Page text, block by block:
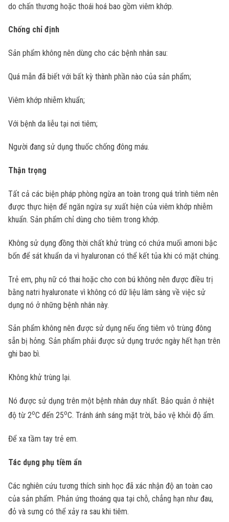
do chấn thương hoặc thoái hoá bao gồm viêm khớp.
Chống chỉ định
Sản phẩm không nên dùng cho các bệnh nhân sau:
Quá mẫn đã biết với bất kỳ thành phần nào của sản phẩm;
Viêm khớp nhiễm khuẩn;
Với bệnh da liễu tại nơi tiêm;
Người đang sử dụng thuốc chống đông máu.
Thận trọng
Tất cả các biện pháp phòng ngừa an toàn trong quá trình tiêm nên
được thực hiện để ngăn ngừa sự xuất hiện của viêm khớp nhiễm
khuẩn. Sản phẩm chỉ dùng cho tiêm trong khớp.
Không sử dụng đồng thời chất khử trùng có chứa muối amoni bậc
bốn để sát khuẩn da vì hyaluronan có thể kết tủa khi có mặt chúng.
Trẻ em, phụ nữ có thai hoặc cho con bú không nên được điều trị
bằng natri hyaluronate vì không có dữ liệu lâm sàng về việc sử
dụng nó ở những bệnh nhân này.
Sản phẩm không nên được sử dụng nếu ống tiêm vô trùng đông
sẵn bị hỏng. Sản phẩm phải được sử dụng trước ngày hết hạn trên
ghi bao bì.
Không khử trùng lại.
Nó được sử dụng trên một bệnh nhân duy nhất. Bảo quản ở nhiệt
độ từ 2oC đến 25oC. Tránh ánh sáng mặt trời, bảo vệ khỏi độ ẩm.
Để xa tầm tay trẻ em.
Tác dụng phụ tiềm ẩn
Các nghiên cứu tương thích sinh học đã xác nhận độ an toàn cao
của sản phẩm. Phản ứng thoáng qua tại chỗ, chẳng hạn như đau,
đỏ và sưng có thể xảy ra sau khi tiêm.